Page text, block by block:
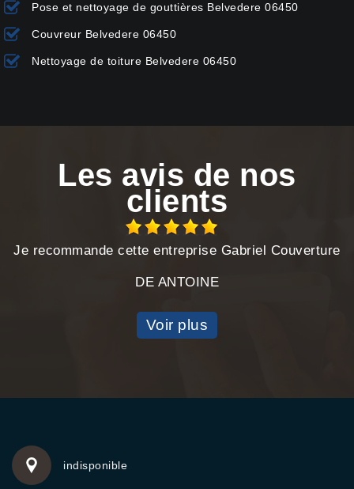
Pose et nettoyage de gouttières Belvedere 06450
Couvreur Belvedere 06450
Nettoyage de toiture Belvedere 06450
Les avis de nos
clients
Je recommande cette entreprise Gabriel Couverture
DE ANTOINE
Voir plus
indisponible